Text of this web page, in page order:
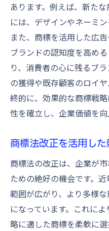
あります。例えば、新た
には、デザインやネーミ
また、商標を活用した広
ブランドの認知度を高め
り、消費者の心に残るブ
の獲得や既存顧客のロイ
終的に、効果的な商標戦
性を確立し、企業価値を向
商標法改正を活用し
商標法の改正は、企業が
ための絶好の機会です。
範囲が広がり、より多様
になっています。これに
略に適した商標を柔軟に